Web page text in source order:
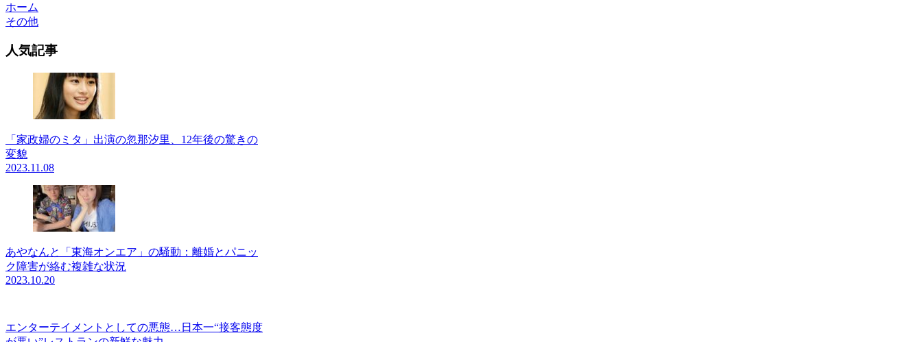
ホーム
その他
人気記事
「家政婦のミタ」出演の忽那汐里、12年後の驚きの
変貌
2023.11.08
あやなんと「東海オンエア」の騒動：離婚とパニッ
ク障害が絡む複雑な状況
2023.10.20
エンターテイメントとしての悪態…日本一“接客態度